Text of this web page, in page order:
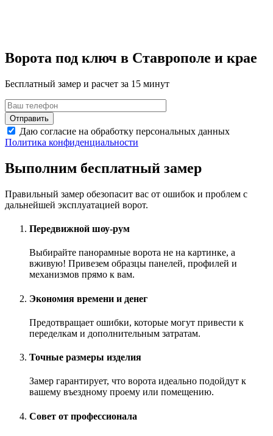
Ворота под ключ в Ставрополе и крае
Бесплатный замер и расчет за 15 минут
Даю согласие на обработку персональных данных
Политика конфиденциальности
Выполним бесплатный замер
Правильный замер обезопасит вас от ошибок и проблем с
дальнейшей эксплуатацией ворот.
Передвижной шоу-рум
Выбирайте панорамные ворота не на картинке, а
вживую! Привезем образцы панелей, профилей и
механизмов прямо к вам.
Экономия времени и денег
Предотвращает ошибки, которые могут привести к
переделкам и дополнительным затратам.
Точные размеры изделия
Замер гарантирует, что ворота идеально подойдут к
вашему въездному проему или помещению.
Совет от профессионала